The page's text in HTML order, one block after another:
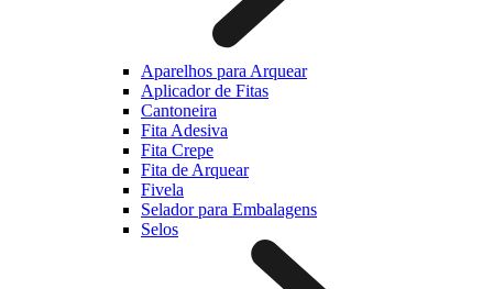
Aparelhos para Arquear
Aplicador de Fitas
Cantoneira
Fita Adesiva
Fita Crepe
Fita de Arquear
Fivela
Selador para Embalagens
Selos